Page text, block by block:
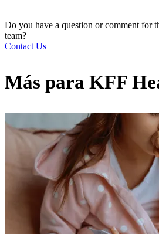
Do you have a question or comment for
team?
Contact Us
Más para KFF